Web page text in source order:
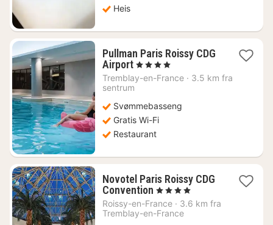
Heis
Pullman Paris Roissy CDG
Airport1
natt
fra
kr.
, 4 Stjerner
Tremblay-en-France · 3.5 km fra
sentrum
Svømmebasseng
Gratis Wi-Fi
Restaurant
Novotel Paris Roissy CDG
Convention 1
natt
fra
, 4 Stjerner
Roissy-en-France · 3.6 km fra
Tremblay-en-France